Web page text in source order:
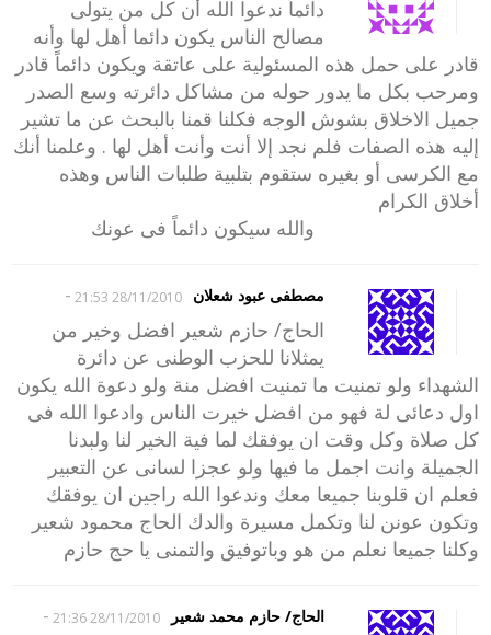
دائماً ندعوا الله أن كل من يتولى
مصالح الناس يكون دائما أهل لها وأنه
قادر على حمل هذه المسئولية على عاتقة ويكون دائماً قادر
ومرحب بكل ما يدور حوله من مشاكل دائرته وسع الصدر
جميل الاخلاق بشوش الوجه فكلنا قمنا بالبحث عن ما تشير
إليه هذه الصفات فلم نجد إلا أنت وأنت أهل لها . وعلمنا أنك
مع الكرسى أو بغيره ستقوم بتلبية طلبات الناس وهذه
أخلاق الكرام
والله سيكون دائماً فى عونك
مصطفى عبود شعلان 28/11/2010 21:53
-
الحاج/ حازم شعير افضل وخير من
يمثلانا للحزب الوطنى عن دائرة
الشهداء ولو تمنيت ما تمنيت افضل منة ولو دعوة الله يكون
اول دعائى لة فهو من افضل خيرت الناس وادعوا الله فى
كل صلاة وكل وقت ان يوفقك لما فية الخير لنا ولبدنا
الجميلة وانت اجمل ما فيها ولو عجزا لسانى عن التعبير
فعلم ان قلوبنا جميعا معك وندعوا الله راجين ان يوفقك
وتكون عونن لنا وتكمل مسيرة والدك الحاج محمود شعير
وكلنا جميعا نعلم من هو وباتوفيق والتمنى يا حج حازم
الحاج/ حازم محمد شعير 28/11/2010 21:36
-